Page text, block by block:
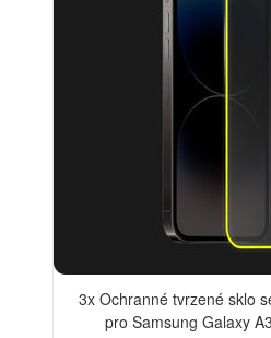
3x Ochranné tvrzené sklo
pro Samsung Galaxy